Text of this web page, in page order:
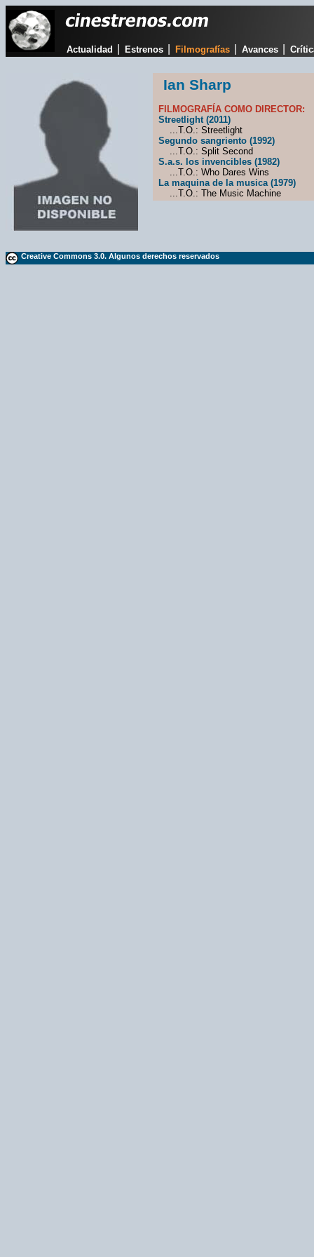
Actualidad Estrenos Filmografías Avances
Ian Sharp
FILMOGRAFÍA COMO DIRECTOR:
Streetlight (2011)
...T.O.: Streetlight
Segundo sangriento (1992)
...T.O.: Split Second
S.a.s. los invencibles (1982)
...T.O.: Who Dares Wins
La maquina de la musica (1979)
...T.O.: The Music Machine
Creative Commons 3.0. Algunos derechos reservados